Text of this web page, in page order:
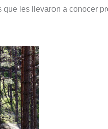
les llevaron a conocer